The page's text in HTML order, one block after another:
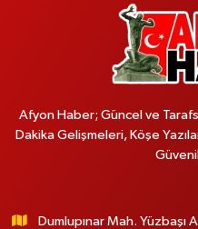
Afyon Haber; Güncel ve
Dakika Gelişmeleri, Köşe
Dumlupınar Mah.